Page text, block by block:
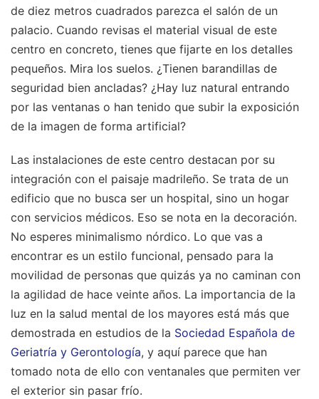
de diez metros cuadrados parezca el salón de un
palacio. Cuando revisas el material visual de este
centro en concreto, tienes que fijarte en los detalles
pequeños. Mira los suelos. ¿Tienen barandillas de
seguridad bien ancladas? ¿Hay luz natural entrando
por las ventanas o han tenido que subir la exposición
de la imagen de forma artificial?
Las instalaciones de este centro destacan por su
integración con el paisaje madrileño. Se trata de un
edificio que no busca ser un hospital, sino un hogar
con servicios médicos. Eso se nota en la decoración.
No esperes minimalismo nórdico. Lo que vas a
encontrar es un estilo funcional, pensado para la
movilidad de personas que quizás ya no caminan con
la agilidad de hace veinte años. La importancia de la
luz en la salud mental de los mayores está más que
demostrada en estudios de la Sociedad Española de
Geriatría y Gerontología, y aquí parece que han
tomado nota de ello con ventanales que permiten ver
el exterior sin pasar frío.